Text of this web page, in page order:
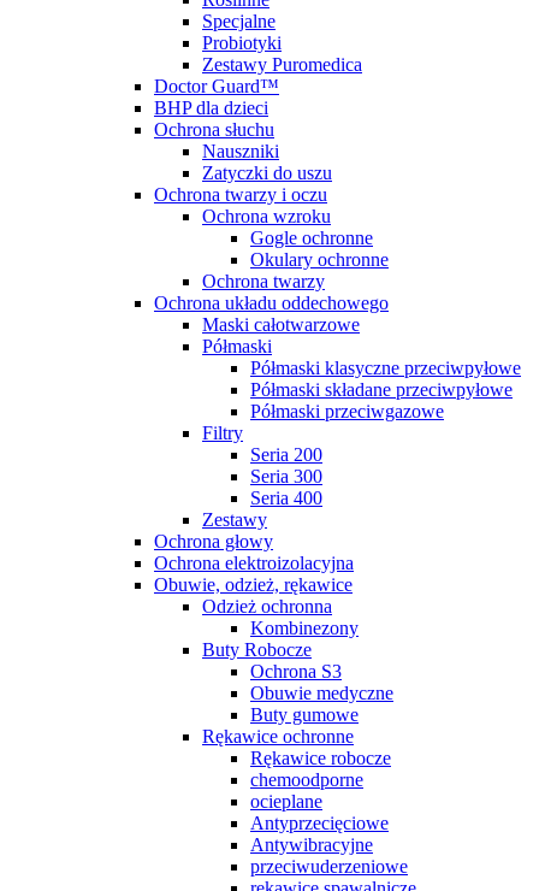
Specjalne
Probiotyki
Zestawy Puromedica
Doctor Guard™
BHP dla dzieci
Ochrona słuchu
Nauszniki
Zatyczki do uszu
Ochrona twarzy i oczu
Ochrona wzroku
Gogle ochronne
Okulary ochronne
Ochrona twarzy
Ochrona układu oddechowego
Maski całotwarzowe
Półmaski
Półmaski klasyczne przeciwpyłowe
Półmaski składane przeciwpyłowe
Półmaski przeciwgazowe
Filtry
Seria 200
Seria 300
Seria 400
Zestawy
Ochrona głowy
Ochrona elektroizolacyjna
Obuwie, odzież, rękawice
Odzież ochronna
Kombinezony
Buty Robocze
Ochrona S3
Obuwie medyczne
Buty gumowe
Rękawice ochronne
Rękawice robocze
chemoodporne
ocieplane
Antyprzecięciowe
Antywibracyjne
przeciwuderzeniowe